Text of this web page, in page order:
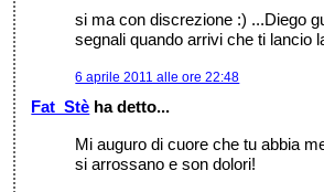
si ma con discrezione :) ...Diego
segnali quando arrivi che ti lancio
6 aprile 2011 alle ore 22:48
Fat_Stè ha detto...
Mi auguro di cuore che tu abbia
si arrossano e son dolori!